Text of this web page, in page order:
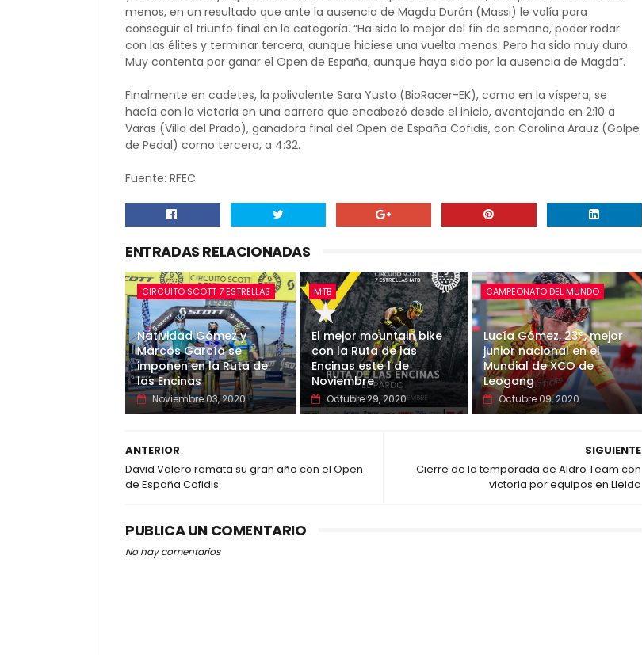
menos, en un resultado que ante la ausencia de Magda Durán (Massi) le valía para
conseguir el triunfo final en la categoría. “Ha sido lo mejor del fin de semana, poder rodar
con las élites y terminar tercera, aunque hiciese una vuelta menos. Pero ha sido muy duro.
Muy contenta por ganar el Open de España, aunque haya sido por la ausencia de Magda”.
Finalmente en cadetes, la polivalente Sara Yusto (BioRacer-EK), como en la víspera, se
hacía con la victoria en una carrera que encabezó desde el inicio, aventajando en 2:10 a
Varas (Villa del Prado), ganadora final del Open de España Cofidis, con Carolina Arauz (Golpe
de Pedal) como tercera, a 4:32.
Fuente: RFEC
ENTRADAS RELACIONADAS
CIRCUITO SCOTT 7 ESTRELLAS
Natividad Gómez y
Marcos García se
imponen en la Ruta de
las Encinas
Noviembre 03, 2020
MTB
El mejor mountain bike
con la Ruta de las
Encinas este 1 de
Noviembre
Octubre 29, 2020
CAMPEONATO DEL MUNDO
Lucía Gómez, 23ª, mejor
junior nacional en el
Mundial de XCO de
Leogang
Octubre 09, 2020
SIGUIENTE
Cierre de la temporada de Aldro Team con
victoria por equipos en Lleida
ANTERIOR
David Valero remata su gran año con el Open
de España Cofidis
PUBLICA UN COMENTARIO
No hay comentarios